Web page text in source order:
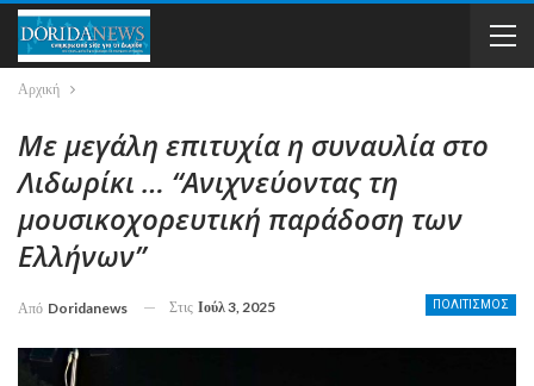
Αρχική
Με μεγάλη επιτυχία η συναυλία στο
Λιδωρίκι … “Ανιχνεύοντας τη
μουσικοχορευτική παράδοση των
Ελλήνων”
ΠΟΛΙΤΙΣΜΟΣ
Από Doridanews Στις Ιούλ 3, 2025